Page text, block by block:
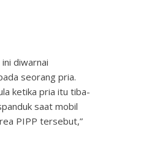
ini diwarnai
seorang pria.
ketika pria itu tiba-
saat mobil
PIPP tersebut,”